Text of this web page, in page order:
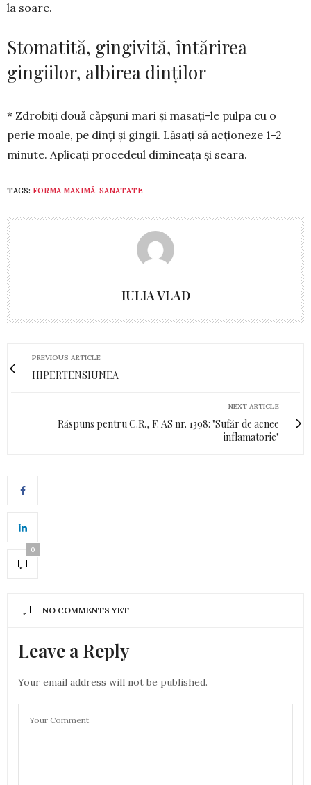
la soare.
Stomatită, gingivită, întărirea
gingiilor, albirea dinților
* Zdrobiți două căpșuni mari și masați-le pulpa cu o
perie moale, pe dinți și gingii. Lăsați să acționeze 1-2
minute. Aplicați procedeul di­mi­neața și seara.
TAGS: FORMA MAXIMĂ, SANATATE
IULIA VLAD
PREVIOUS ARTICLE
HIPERTENSIUNEA
NEXT ARTICLE
Răspuns pentru C.R., F. AS nr. 1398: "Sufăr de acnee
inflamatorie"
0
NO COMMENTS YET
Leave a Reply
Your email address will not be published.